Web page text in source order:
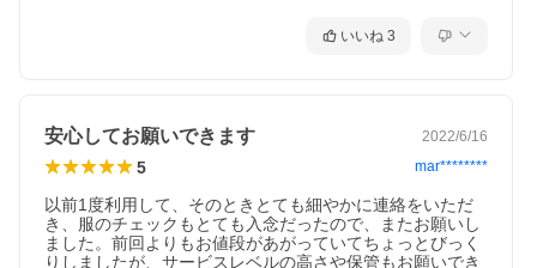
いいね 3
安心してお願いできます 2022/6/16
5 mar********
以前1度利用して、そのときとても細やかに連絡をいただ
き、服のチェックもとても入念だったので、またお願いし
ました。前回よりもお値段があがっていてちょっとびっく
りしましたが、サービスレベルの高さや保管もお願いでき